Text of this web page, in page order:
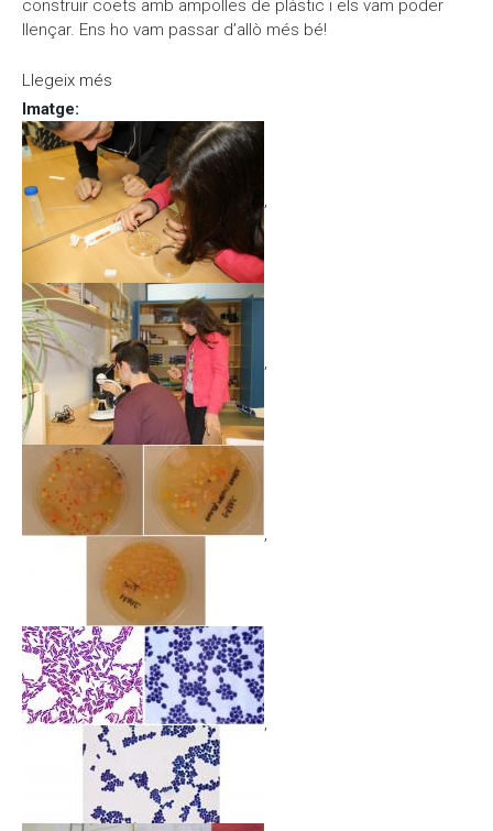
construir coets amb ampolles de plàstic i els vam poder
llençar. Ens ho vam passar d’allò més bé!
Llegeix més
Imatge:
,
,
,
,